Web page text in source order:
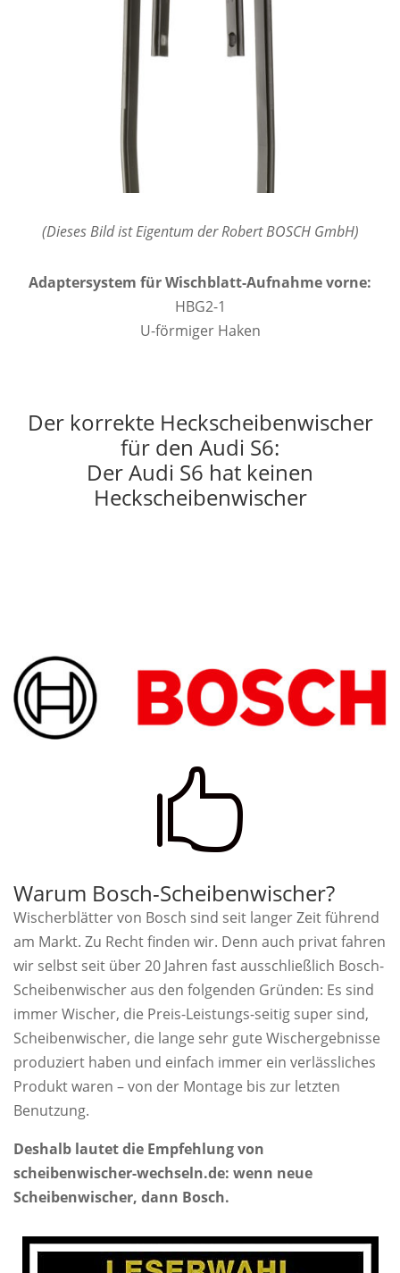
(Dieses Bild ist Eigentum der Robert BOSCH GmbH)
Adaptersystem für Wischblatt-Aufnahme vorne:
HBG2-1
U-förmiger Haken
Der korrekte Heckscheibenwischer
für den Audi S6:
Der Audi S6 hat keinen
Heckscheibenwischer

Warum Bosch-Scheibenwischer?
Wischerblätter von Bosch sind seit langer Zeit führend
am Markt. Zu Recht finden wir. Denn auch privat fahren
wir selbst seit über 20 Jahren fast ausschließlich Bosch-
Scheibenwischer aus den folgenden Gründen: Es sind
immer Wischer, die Preis-Leistungs-seitig super sind,
Scheibenwischer, die lange sehr gute Wischergebnisse
produziert haben und einfach immer ein verlässliches
Produkt waren – von der Montage bis zur letzten
Benutzung.
Deshalb lautet die Empfehlung von
scheibenwischer-wechseln.de: wenn neue
Scheibenwischer, dann Bosch.